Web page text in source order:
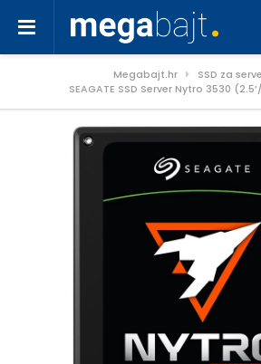
Megabajt.hr
SSD za
SEAGATE SSD Server Nytro 3530